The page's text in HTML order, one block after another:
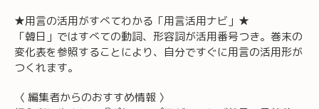
★用言の活用がすべてわかる「用言活用ナビ」★
「韓日」ではすべての動詞、形容詞が活用番号つき。巻末の
変化表を参照することにより、自分ですぐに用言の活用形が
つくれます。
〈 編集者からのおすすめ情報 〉